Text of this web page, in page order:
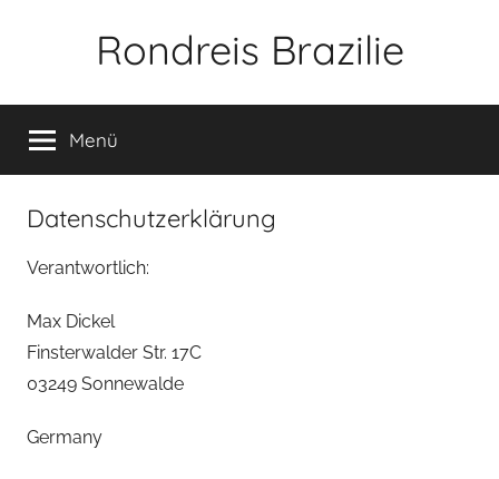
Rondreis Brazilie
Menü
Datenschutzerklärung
Verantwortlich:
Max Dickel
Finsterwalder Str. 17C
03249 Sonnewalde
Germany